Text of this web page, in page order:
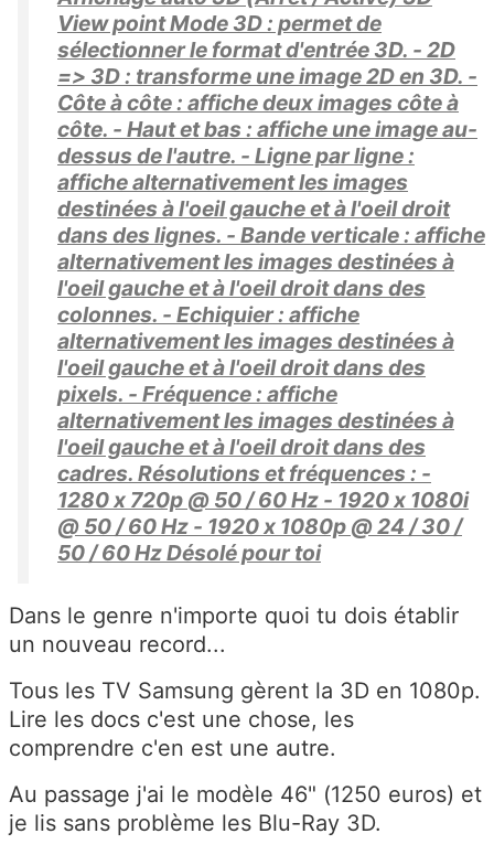
View point Mode 3D : permet de
sélectionner le format d'entrée 3D. - 2D
=> 3D : transforme une image 2D en 3D. -
Côte à côte : affiche deux images côte à
côte. - Haut et bas : affiche une image au-
dessus de l'autre. - Ligne par ligne :
affiche alternativement les images
destinées à l'oeil gauche et à l'oeil droit
dans des lignes. - Bande verticale : affiche
alternativement les images destinées à
l'oeil gauche et à l'oeil droit dans des
colonnes. - Echiquier : affiche
alternativement les images destinées à
l'oeil gauche et à l'oeil droit dans des
pixels. - Fréquence : affiche
alternativement les images destinées à
l'oeil gauche et à l'oeil droit dans des
cadres. Résolutions et fréquences : -
1280 x 720p @ 50 / 60 Hz - 1920 x 1080i
@ 50 / 60 Hz - 1920 x 1080p @ 24 / 30 /
50 / 60 Hz Désolé pour toi
Dans le genre n'importe quoi tu dois établir
un nouveau record...
Tous les TV Samsung gèrent la 3D en 1080p.
Lire les docs c'est une chose, les
comprendre c'en est une autre.
Au passage j'ai le modèle 46" (1250 euros) et
je lis sans problème les Blu-Ray 3D.